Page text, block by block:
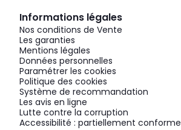
Informations légales
Nos conditions de Vente
Les garanties
Mentions légales
Données personnelles
Paramétrer les cookies
Politique des cookies
Système de recommandation
Les avis en ligne
Lutte contre la corruption
Accessibilité : partiellement conforme